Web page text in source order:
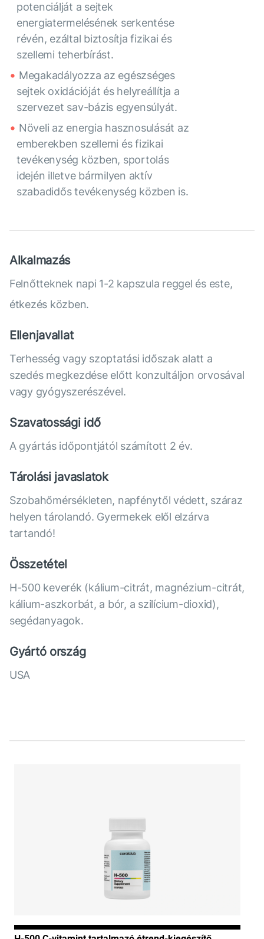
potenciálját a sejtek
energiatermelésének serkentése
révén, ezáltal biztosítja fizikai és
szellemi teherbírást.
Megakadályozza az egészséges
sejtek oxidációját és helyreállítja a
szervezet sav-bázis egyensúlyát.
Növeli az energia hasznosulását az
emberekben szellemi és fizikai
tevékenység közben, sportolás
idején illetve bármilyen aktív
szabadidős tevékenység közben is.
Alkalmazás
Felnőtteknek napi 1-2 kapszula reggel és este,
étkezés közben.
Ellenjavallat
Terhesség vagy szoptatási időszak alatt a
szedés megkezdése előtt konzultáljon orvosával
vagy gyógyszerészével.
Szavatossági idő
A gyártás időpontjától számított 2 év.
Tárolási javaslatok
Szobahőmérsékleten, napfénytől védett, száraz
helyen tárolandó. Gyermekek elől elzárva
tartandó!
Összetétel
Н-500 keverék (kálium-citrát, magnézium-citrát,
kálium-aszkorbát, a bór, a szilícium-dioxid),
segédanyagok.
Gyártó ország
USA